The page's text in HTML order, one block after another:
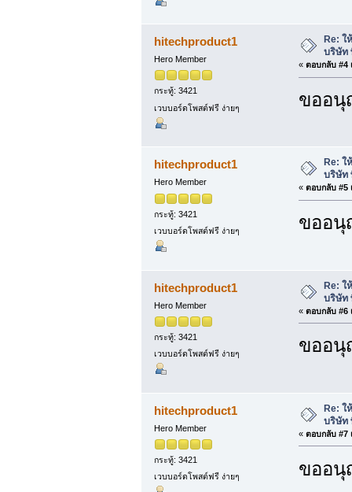
hitechproduct1
Hero Member
กระทู้: 3421
เวบบอร์ดโพสต์ฟรี ง่ายๆ
Re: ใ
บริษัท
« ตอบกลับ #4
ขออนุ
hitechproduct1
Hero Member
กระทู้: 3421
เวบบอร์ดโพสต์ฟรี ง่ายๆ
Re: ใ
บริษัท
« ตอบกลับ #5
ขออนุ
hitechproduct1
Hero Member
กระทู้: 3421
เวบบอร์ดโพสต์ฟรี ง่ายๆ
Re: ใ
บริษัท
« ตอบกลับ #6
ขออนุ
hitechproduct1
Hero Member
กระทู้: 3421
เวบบอร์ดโพสต์ฟรี ง่ายๆ
Re: ใ
บริษัท
« ตอบกลับ #7
ขออนุ